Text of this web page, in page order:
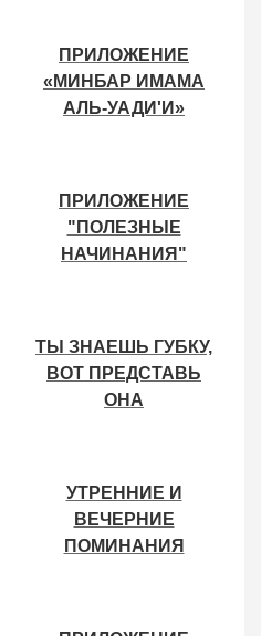
ПРИЛОЖЕНИЕ
«МИНБАР ИМАМА
АЛЬ-УАДИ'И»
ПРИЛОЖЕНИЕ
"ПОЛЕЗНЫЕ
НАЧИНАНИЯ"
ТЫ ЗНАЕШЬ ГУБКУ,
ВОТ ПРЕДСТАВЬ
ОНА
УТРЕННИЕ И
ВЕЧЕРНИЕ
ПОМИНАНИЯ